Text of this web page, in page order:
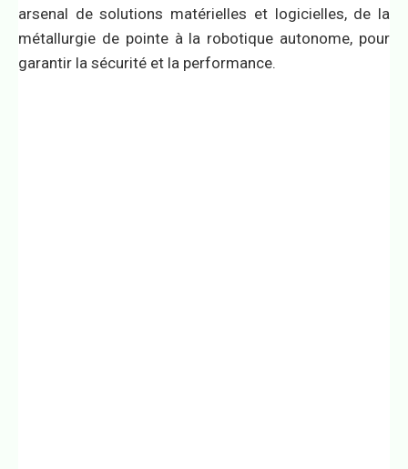
arsenal de solutions matérielles et logicielles, de la
métallurgie de pointe à la robotique autonome, pour
garantir la sécurité et la performance.